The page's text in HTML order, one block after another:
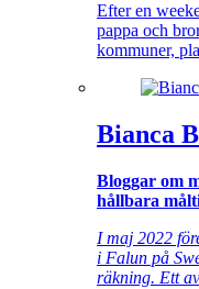
Efter en
pappa och
kommuner,
Bianca
Bloggar om
hållbara
I maj 2022
i Falun på
räkning. Ett